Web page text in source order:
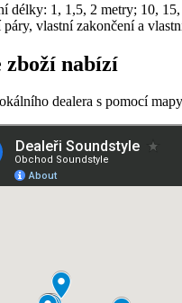
délky: 1, 1,5, 2 metry; 10,
vlastní zakončení a
zboží nabízí
dealera s pomocí mapy